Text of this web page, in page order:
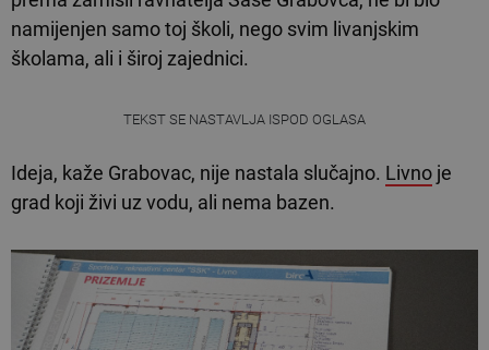
namijenjen samo toj školi, nego svim livanjskim
školama, ali i široj zajednici.
TEKST SE NASTAVLJA ISPOD OGLASA
Ideja, kaže Grabovac, nije nastala slučajno. Livno je
grad koji živi uz vodu, ali nema bazen.